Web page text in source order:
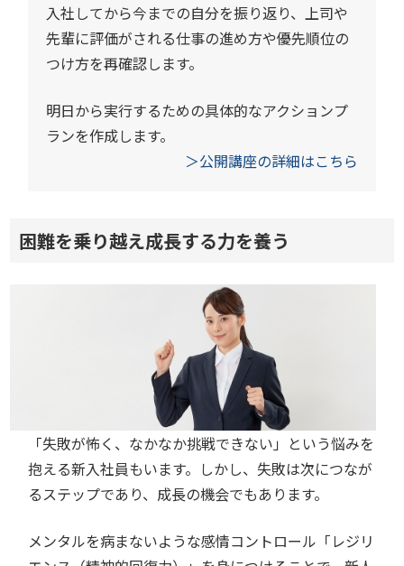
入社してから今までの自分を振り返り、上司や
先輩に評価がされる仕事の進め方や優先順位の
つけ方を再確認します。
明日から実行するための具体的なアクションプ
ランを作成します。
＞公開講座の詳細はこちら
困難を乗り越え成長する力を養う
「失敗が怖く、なかなか挑戦できない」という悩みを
抱える新入社員もいます。しかし、失敗は次につなが
るステップであり、成長の機会でもあります。
メンタルを病まないような感情コントロール「レジリ